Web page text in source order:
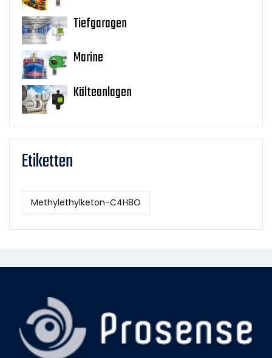
Tiefgaragen
Marine
Kälteanlagen
Etiketten
Methylethylketon-C4H8O